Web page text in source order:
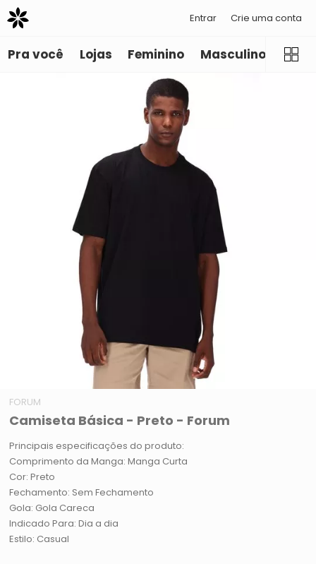
Entrar Crie uma conta
Pra você Lojas Feminino Masculino
FORUM
Camiseta Básica - Preto - Forum
Principais especificações do produto:
Comprimento da Manga: Manga Curta
Cor: Preto
Fechamento: Sem Fechamento
Gola: Gola Careca
Indicado Para: Dia a dia
Estilo: Casual